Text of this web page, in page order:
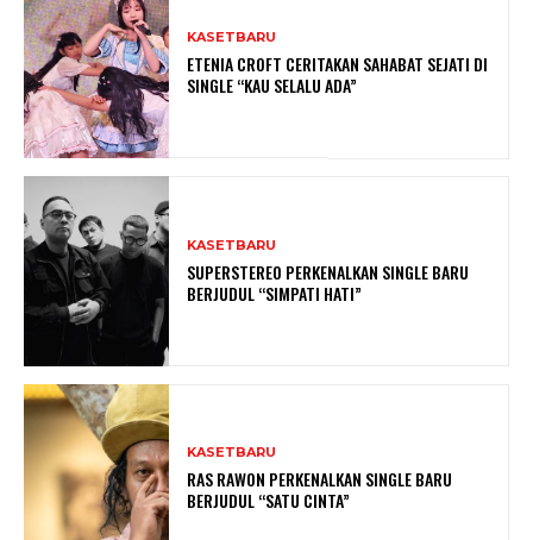
KASETBARU
ETENIA CROFT CERITAKAN SAHABAT SEJATI DI
SINGLE “KAU SELALU ADA”
KASETBARU
SUPERSTEREO PERKENALKAN SINGLE BARU
BERJUDUL “SIMPATI HATI”
KASETBARU
RAS RAWON PERKENALKAN SINGLE BARU
BERJUDUL “SATU CINTA”